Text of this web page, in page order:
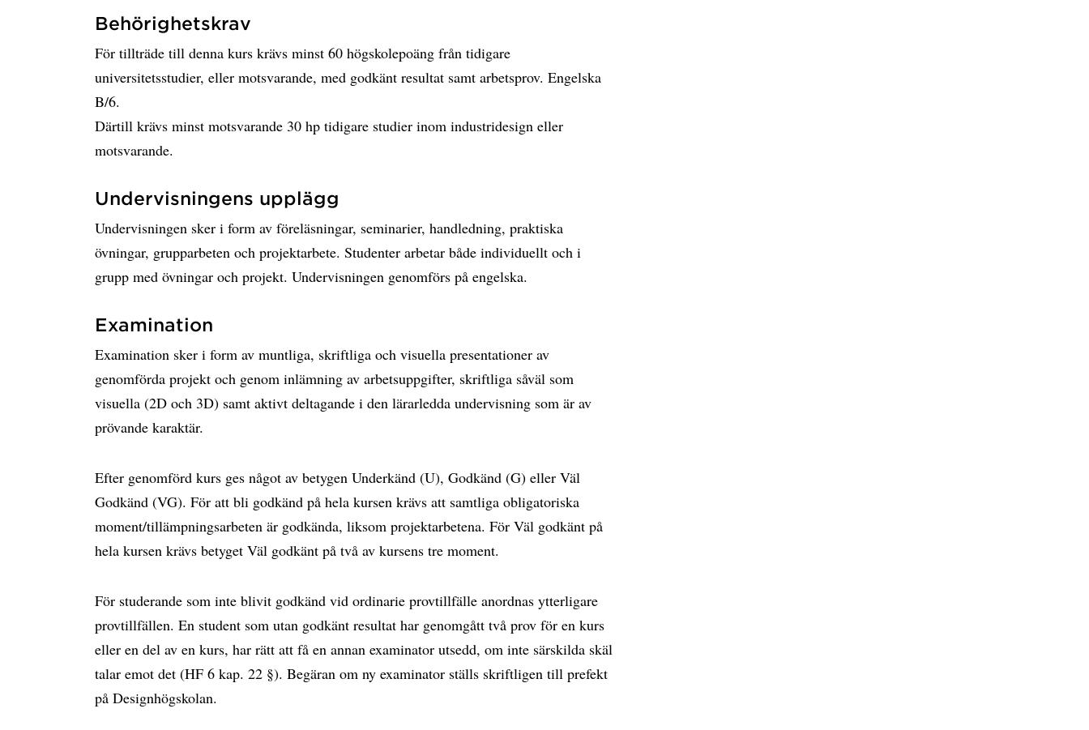
Behörighetskrav
För tillträde till denna kurs krävs minst 60 högskolepoäng från tidigare
universitetsstudier, eller motsvarande, med godkänt resultat samt arbetsprov. Engelska
B/6.
Därtill krävs minst motsvarande 30 hp tidigare studier inom industridesign eller
motsvarande.
Undervisningens upplägg
Undervisningen sker i form av föreläsningar, seminarier, handledning, praktiska
övningar, grupparbeten och projektarbete. Studenter arbetar både individuellt och i
grupp med övningar och projekt. Undervisningen genomförs på engelska.
Examination
Examination sker i form av muntliga, skriftliga och visuella presentationer av
genomförda projekt och genom inlämning av arbetsuppgifter, skriftliga såväl som
visuella (2D och 3D) samt aktivt deltagande i den lärarledda undervisning som är av
prövande karaktär.
Efter genomförd kurs ges något av betygen Underkänd (U), Godkänd (G) eller Väl
Godkänd (VG). För att bli godkänd på hela kursen krävs att samtliga obligatoriska
moment/tillämpningsarbeten är godkända, liksom projektarbetena. För Väl godkänt på
hela kursen krävs betyget Väl godkänt på två av kursens tre moment.
För studerande som inte blivit godkänd vid ordinarie provtillfälle anordnas ytterligare
provtillfällen. En student som utan godkänt resultat har genomgått två prov för en kurs
eller en del av en kurs, har rätt att få en annan examinator utsedd, om inte särskilda skäl
talar emot det (HF 6 kap. 22 §). Begäran om ny examinator ställs skriftligen till prefekt
på Designhögskolan.